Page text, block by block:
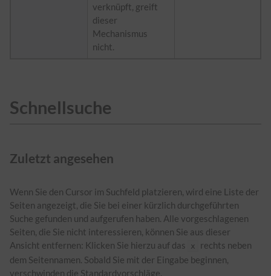
verknüpft, greift
dieser
Mechanismus
nicht.
Schnellsuche
Zuletzt angesehen
Wenn Sie den Cursor im Suchfeld platzieren, wird eine Liste der
Seiten angezeigt, die Sie bei einer kürzlich durchgeführten
Suche gefunden und aufgerufen haben. Alle vorgeschlagenen
Seiten, die Sie nicht interessieren, können Sie aus dieser
Ansicht entfernen: Klicken Sie hierzu auf das
x
rechts neben
dem Seitennamen. Sobald Sie mit der Eingabe beginnen,
verschwinden die Standardvorschläge.